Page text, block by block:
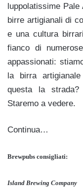
luppolatissime
birre artigianali di
e una cultura
fianco di
appassionati:
la birra
questa la strada?
Staremo a vedere.
Continua…
Brewpubs consigliati:
Island Brewing Company